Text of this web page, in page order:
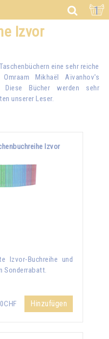
1
Izvor
eine sehr reiche
Omraam Mikhaël Aïvanhov's
Diese Bücher werden sehr
unserer Leser.
Izvor
Izvor-Buchreihe und
Sonderrabatt.
Hinzufügen